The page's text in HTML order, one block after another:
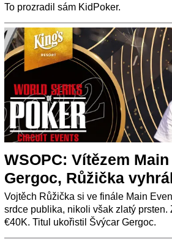
To prozradil sám KidPoker.
WSOPC: Vítězem
Gergoc, Růžička
Vojtěch Růžička si ve finále Main
srdce publika, nikoli však zlatý prsten.
€40K. Titul ukořistil Švýcar Gergoc.